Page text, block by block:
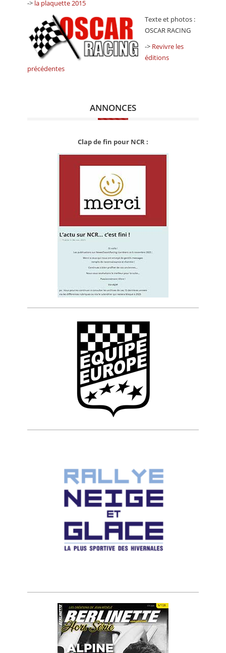
-> la plaquette 2015
Texte et photos :
OSCAR RACING
-> Revivre les
éditions
précédentes
ANNONCES
Clap de fin pour NCR :